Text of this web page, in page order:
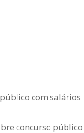
público com salários
concurso público